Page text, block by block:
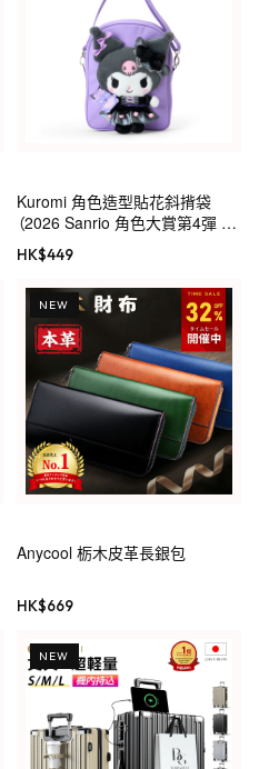
Kuromi 角色造型貼花斜揹袋
（2026 Sanrio 角色大賞第4彈 穿
搭系列）
HK$449
NEW
Anycool 栃木皮革長銀包
HK$669
NEW